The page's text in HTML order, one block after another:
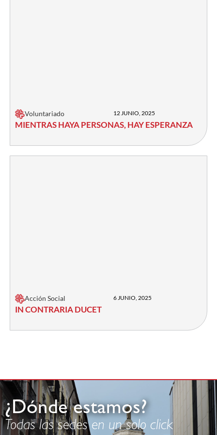
Voluntariado 12 JUNIO, 2025
MIENTRAS HAYA PERSONAS, HAY ESPERANZA
Acción Social 6 JUNIO, 2025
IN CONTRARIA DUCET
¿Dónde estamos?
Todas las sedes en un solo click